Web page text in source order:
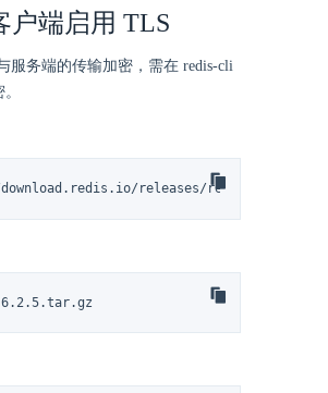
户端启用 TLS
服务端的传输加密，需在 redis-cli
releases/redis-